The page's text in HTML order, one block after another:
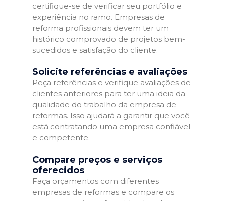
certifique-se de verificar seu portfólio e
experiência no ramo. Empresas de
reforma profissionais devem ter um
histórico comprovado de projetos bem-
sucedidos e satisfação do cliente.
Solicite referências e avaliações
Peça referências e verifique avaliações de
clientes anteriores para ter uma ideia da
qualidade do trabalho da empresa de
reformas. Isso ajudará a garantir que você
está contratando uma empresa confiável
e competente.
Compare preços e serviços
oferecidos
Faça orçamentos com diferentes
empresas de reformas e compare os